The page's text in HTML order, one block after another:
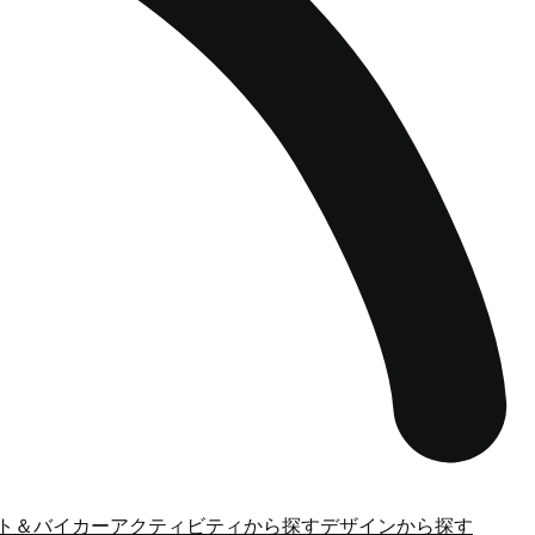
＆バイカーアクティビティから探すデザインから探す